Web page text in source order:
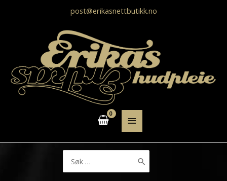
post@erikasnettbutikk.no
HOVEDMENY
etter: